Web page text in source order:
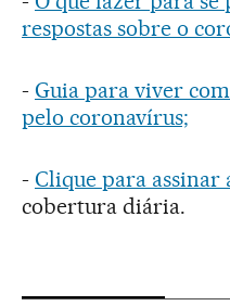
respostas sobre o
- Guia para viver
pelo coronavírus;
- Clique para assinar
cobertura diária.